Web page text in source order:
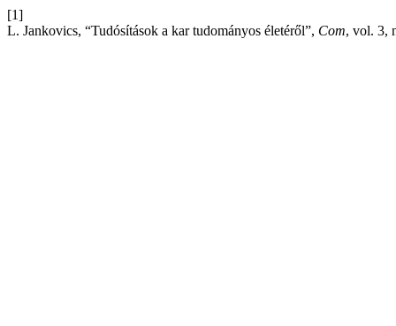
[1]
L. Jankovics, “Tudósítások a kar tudományos életéről”, Com, vol. 3,